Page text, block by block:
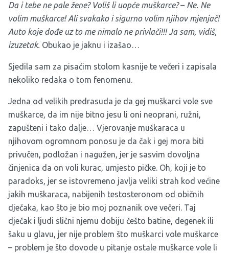
Da i tebe ne pale žene? Voliš li uopće muškarce?– Ne. Ne
volim muškarce! Ali svakako i sigurno volim njihov mjenjač!
Auto koje dođe uz to me nimalo ne privlači!!! Ja sam, vidiš,
izuzetak. Obukao je jaknu i izašao…
Sjedila sam za pisaćim stolom kasnije te večeri i zapisala
nekoliko redaka o tom fenomenu.
Jedna od velikih predrasuda je da gej muškarci vole sve
muškarce, da im nije bitno jesu li oni neoprani, ružni,
zapušteni i tako dalje… Vjerovanje muškaraca u
njihovom ogromnom ponosu je da čak i gej mora biti
privučen, podložan i nagužen, jer je sasvim dovoljna
činjenica da on voli kurac, umjesto pičke. Oh, koji je to
paradoks, jer se istovremeno javlja veliki strah kod većine
jakih muškaraca, nabijenih testosteronom od običnih
dječaka, kao što je bio moj poznanik ove večeri. Taj
dječak i ljudi slični njemu dobiju češto batine, degenek ili
šaku u glavu, jer nije problem što muškarci vole muškarce
– problem je što dovode u pitanje ostale muškarce vole li